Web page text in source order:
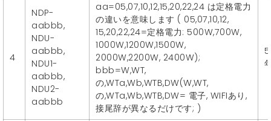
4
NDP-
aabbb,
NDU-
aabbb,
NDU1-
aabbb,
NDU2-
aabbb
aa=05,07,10,12,15,20,22,24 は定格電力
の違いを意味します ( 05,07,10,12,
15,20,22,24=定格電力: 500W,700W,
1000W,1200W,1500W,
2000W,2200W, 2400W);
bbb=W,WT,
の,WTa,Wb,WTB,DW(W,WT,
の,WTa,Wb,WTB,DW= 電子, WIFIあり,
接尾辞が異なるだけです; )
5